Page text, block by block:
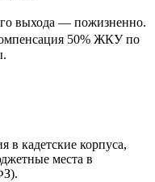
выхода — пожизненно.
50% ЖКУ по
в кадетские корпуса,
места в